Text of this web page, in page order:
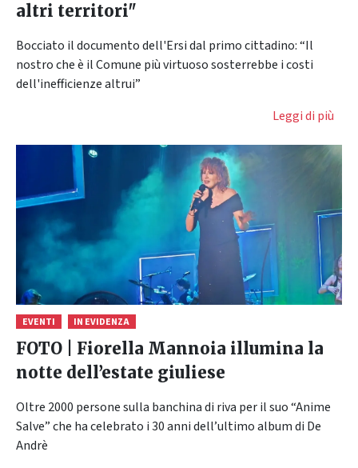
altri territori"
Bocciato il documento dell'Ersi dal primo cittadino: “Il
nostro che è il Comune più virtuoso sosterrebbe i costi
dell'inefficienze altrui”
Leggi di più
EVENTI IN EVIDENZA
FOTO | Fiorella Mannoia illumina la
notte dell’estate giuliese
Oltre 2000 persone sulla banchina di riva per il suo “Anime
Salve” che ha celebrato i 30 anni dell’ultimo album di De
Andrè